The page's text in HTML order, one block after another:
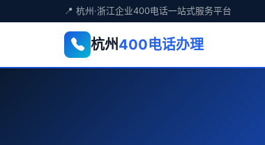
📍 杭州·浙江企业400电话一站式服务平台
杭州400电话办理